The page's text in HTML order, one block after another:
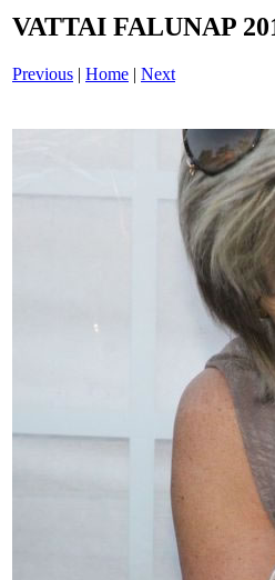
VATTAI FALUNAP
Previous | Home | Next